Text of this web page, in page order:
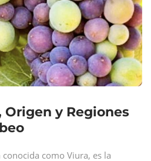
y Regiones
como Viura, es la